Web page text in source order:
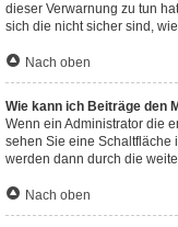
dieser Verwarnung zu tun
sich die nicht sicher sind,
Nach oben
Wie kann ich Beiträge den
Wenn ein Administrator die
sehen Sie eine Schaltfläche
werden dann durch die
Nach oben